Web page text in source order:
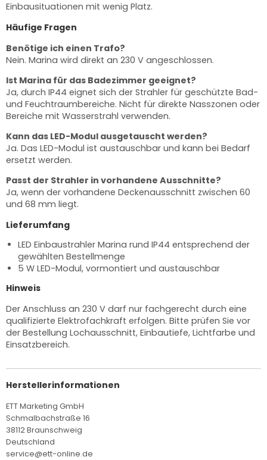
Einbausituationen mit wenig Platz.
Häufige Fragen
Benötige ich einen Trafo?
Nein. Marina wird direkt an 230 V angeschlossen.
Ist Marina für das Badezimmer geeignet?
Ja, durch IP44 eignet sich der Strahler für geschützte Bad-
und Feuchtraumbereiche. Nicht für direkte Nasszonen oder
Bereiche mit Wasserstrahl verwenden.
Kann das LED-Modul ausgetauscht werden?
Ja. Das LED-Modul ist austauschbar und kann bei Bedarf
ersetzt werden.
Passt der Strahler in vorhandene Ausschnitte?
Ja, wenn der vorhandene Deckenausschnitt zwischen 60
und 68 mm liegt.
Lieferumfang
LED Einbaustrahler Marina rund IP44 entsprechend der
gewählten Bestellmenge
5 W LED-Modul, vormontiert und austauschbar
Hinweis
Der Anschluss an 230 V darf nur fachgerecht durch eine
qualifizierte Elektrofachkraft erfolgen. Bitte prüfen Sie vor
der Bestellung Lochausschnitt, Einbautiefe, Lichtfarbe und
Einsatzbereich.
Herstellerinformationen
ETT Marketing GmbH
Schmalbachstraße 16
38112 Braunschweig
Deutschland
service@ett-online.de